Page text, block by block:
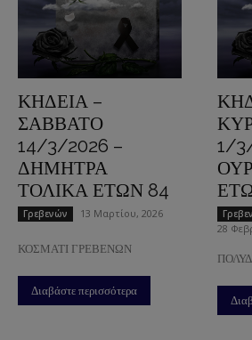
ΚΗΔΕΙΑ –
ΣΑΒΒΑΤΟ
14/3/2026 –
ΔΗΜΗΤΡΑ
ΤΟΛΙΚΑ ΕΤΩΝ 84
Γρεβενών 13 Μαρτίου, 2026
ΚΟΣΜΑΤΙ ΓΡΕΒΕΝΩΝ
Διαβάστε περισσότερα
1/
28